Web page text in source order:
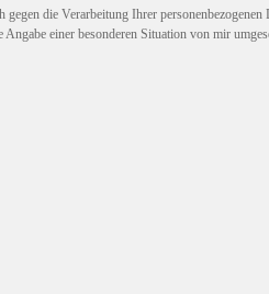
gegen die Verarbeitung Ihrer personenbezogenen
einer besonderen Situation von mir